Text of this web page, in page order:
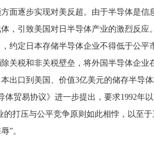
面逐步实现对美反超。由于半导体是
，引致美国对日半导体产业的激烈反应
约定日本存储半导体企业不得低于公
关税和非关税壁垒，将外国半导体企业
出口到美国、价值3亿美元的储存半导
体贸易协议》进一步提出，要求1992年
的打压与公平竞争原则如此相悖，以至
”。